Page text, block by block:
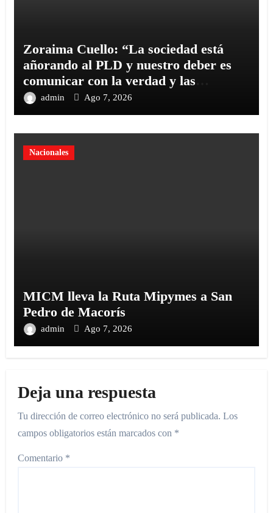
Zoraima Cuello: “La sociedad está
añorando al PLD y nuestro deber es
comunicar con la verdad y las
evidencias
admin Ago 7, 2026
Nacionales
MICM lleva la Ruta Mipymes a San
Pedro de Macorís
admin Ago 7, 2026
Deja una respuesta
Tu dirección de correo electrónico no será publicada. Los
campos obligatorios están marcados con *
Comentario *